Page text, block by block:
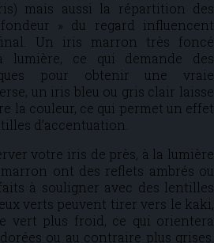
mais aussi la répartition des
» du regard influencent
Un iris marron très foncé
lumière, ce qui demande des
pour obtenir une vraie
un iris bleu ou gris clair laisse
la couleur, ce qui permet un effet
d’accentuation.
votre iris de près, à la lumière
ont des reflets ambrés ou
à souligner avec des lentilles
verts peuvent tirer vers le kaki,
vert plus froid, ce qui orientera
ou au contraire plus grises.